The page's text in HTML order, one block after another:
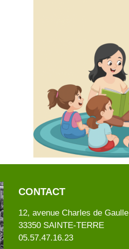
CONTACT
12, avenue Charles de Gaulle
33350 SAINTE-TERRE
05.57.47.16.23